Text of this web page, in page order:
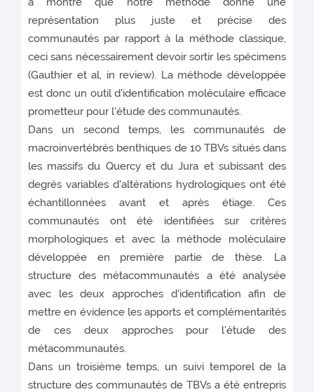
représentation plus juste et précise des
communautés par rapport à la méthode classique,
ceci sans nécessairement devoir sortir les spécimens
(Gauthier et al, in review). La méthode développée
est donc un outil d'identification moléculaire efficace
prometteur pour l'étude des communautés.
Dans un second temps, les communautés de
macroinvertébrés benthiques de 10 TBVs situés dans
les massifs du Quercy et du Jura et subissant des
degrés variables d'altérations hydrologiques ont été
échantillonnées avant et après étiage. Ces
communautés ont été identifiées sur critères
morphologiques et avec la méthode moléculaire
développée en première partie de thèse. La
structure des métacommunautés a été analysée
avec les deux approches d'identification afin de
mettre en évidence les apports et complémentarités
de ces deux approches pour l'étude des
métacommunautés.
Dans un troisième temps, un suivi temporel de la
structure des communautés de TBVs a été entrepris